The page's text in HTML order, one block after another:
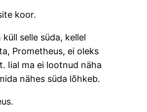
koor.
selle süda, kellel
Prometheus, ei oleks
Iial ma ei lootnud näha
nähes süda lõhkeb.